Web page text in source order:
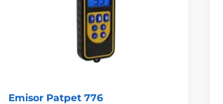
Emisor Patpet 776